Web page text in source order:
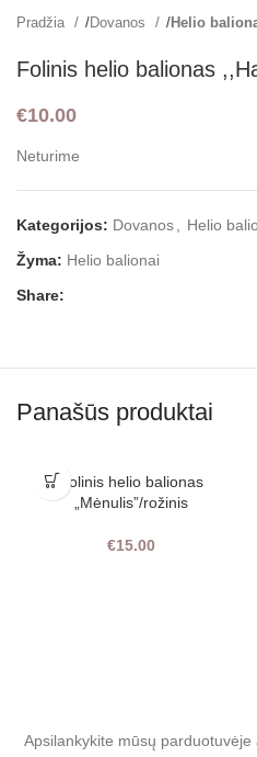
Pradžia Dovanos Helio
Folinis helio balionas
€10.00
Neturime
Kategorijos: Dovanos
Helio
Žyma: Helio balionai
Share:
Panašūs produktai
Folinis helio balionas
„Mėnulis”/rožinis
€15.00
Apsilankykite mūsų parduotuvėje